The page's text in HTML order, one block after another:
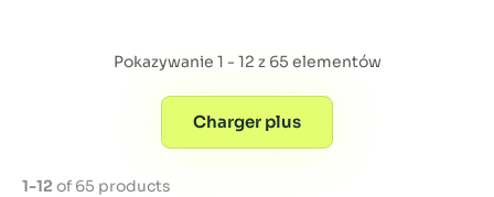
Pokazywanie 1 - 12 z 65 elementów
Charger plus
1-12 of 65 products